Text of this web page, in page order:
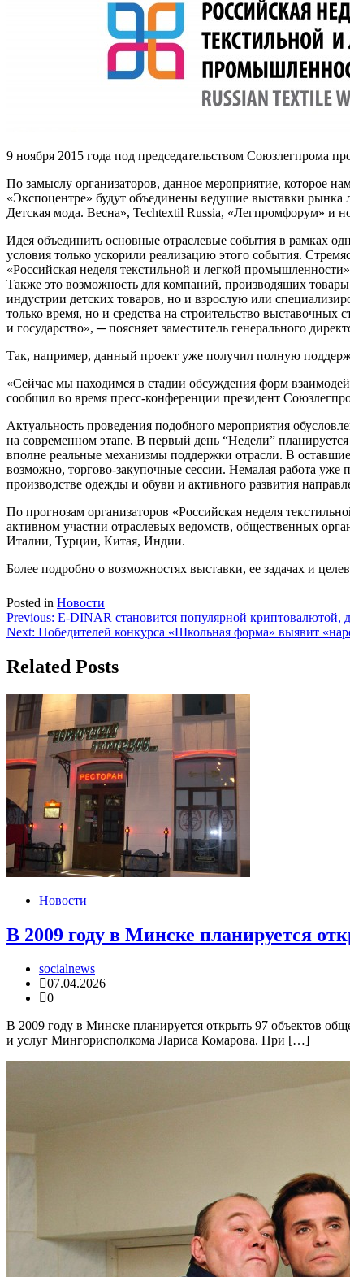
9 ноября 2015 года под председательством Союзлегпрома
По замыслу организаторов, данное мероприятие, которое
«Экспоцентре» будут объединены ведущие выставки
Детская мода. Весна», Techtextil Russia, «Легпромфорум» и
Идея объединить основные отраслевые события в рамках
условия только ускорили реализацию этого события.
«Российская неделя текстильной и легкой
Также это возможность для компаний, производящих
индустрии детских товаров, но и взрослую или
только время, но и средства на строительство
и государство», ─ поясняет заместитель генерального
Так, например, данный проект уже получил полную
«Сейчас мы находимся в стадии обсуждения форм
сообщил во время пресс-конференции президент
Актуальность проведения подобного мероприятия
на современном этапе. В первый день “Недели”
вполне реальные механизмы поддержки отрасли. В
возможно, торгово-закупочные сессии. Немалая работа
производстве одежды и обуви и активного развития
По прогнозам организаторов «Российская неделя
активном участии отраслевых ведомств, общественных
Италии, Турции, Китая, Индии.
Более подробно о возможностях выставки, ее задачах и
Posted in Новости
Навигация
по
записям
Previous: E-DINAR становится популярной криптовалютой,
Next: Победителей конкурса «Школьная форма» выявит
Related Posts
Новости
В 2009 году в Минске планируется
socialnews
07.04.2026
0
В 2009 году в Минске планируется открыть 97 объектов
и услуг Мингорисполкома Лариса Комарова. При […]